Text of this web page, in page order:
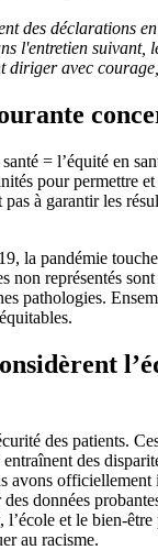
des déclarations
l'entretien
avec
= l’équité en
pour permettre
à garantir les
la pandémie
non représentés
pathologies.
des patients.
des
avons
données
et le bien-
au racisme.